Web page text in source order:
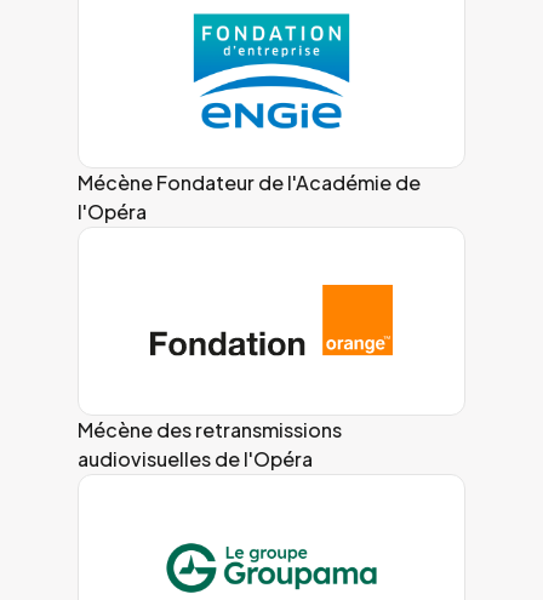
Mécène Fondateur de l'Académie de
l'Opéra
Mécène des retransmissions
audiovisuelles de l'Opéra